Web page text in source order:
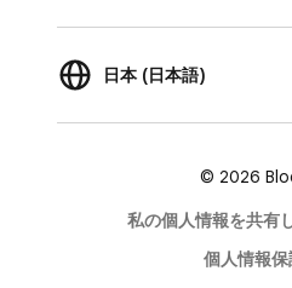
日本 (日本語)
© 2026
私の個人情報を共有
個人情報